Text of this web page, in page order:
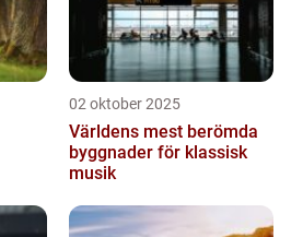
02 oktober 2025
Världens mest berömda
byggnader för klassisk
musik